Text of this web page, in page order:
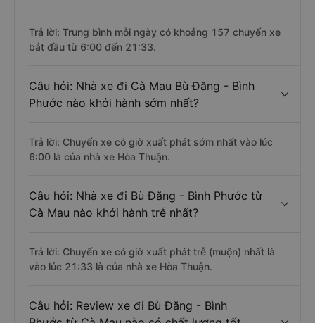
Trả lời: Trung bình mỗi ngày có khoảng 157 chuyến xe
bắt đầu từ 6:00 đến 21:33.
Câu hỏi: Nhà xe đi Cà Mau Bù Đăng - Bình
Phước nào khởi hành sớm nhất?
Trả lời: Chuyến xe có giờ xuất phát sớm nhất vào lúc
6:00 là của nhà xe Hòa Thuận.
Câu hỏi: Nhà xe đi Bù Đăng - Bình Phước từ
Cà Mau nào khởi hành trễ nhất?
Trả lời: Chuyến xe có giờ xuất phát trễ (muộn) nhất là
vào lúc 21:33 là của nhà xe Hòa Thuận.
Câu hỏi: Review xe đi Bù Đăng - Bình